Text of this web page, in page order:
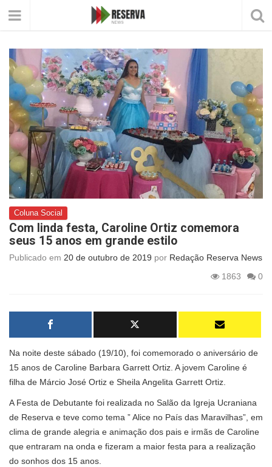
Coluna Social
Com linda festa, Caroline Ortiz comemora
seus 15 anos em grande estilo
Publicado em 20 de outubro de 2019 por Redação Reserva News
1863
0
Na noite deste sábado (19/10), foi comemorado o aniversário de
15 anos de Caroline Barbara Garrett Ortiz. A jovem Caroline é
filha de Márcio José Ortiz e Sheila Angelita Garrett Ortiz.
A Festa de Debutante foi realizada no Salão da Igreja Ucraniana
de Reserva e teve como tema ” Alice no País das Maravilhas”, em
clima de grande alegria e animação dos pais e irmãs de Caroline
que entraram na onda e fizeram a maior festa para a realização
do sonhos dos 15 anos.